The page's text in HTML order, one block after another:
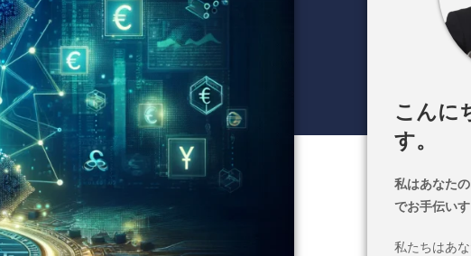
こんに
す。
私はあなた
でお手伝い
私たちはあ